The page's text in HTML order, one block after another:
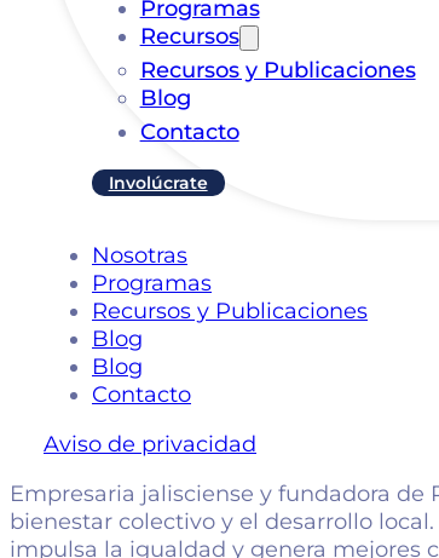
Programas
Recursos
Recursos y Publicaciones
Blog
Contacto
Involúcrate
Nosotras
Programas
Recursos y Publicaciones
Blog
Blog
Contacto
Aviso de privacidad
Empresaria jalisciense y fundadora
bienestar colectivo y el desarrollo
impulsa la igualdad y genera mejores